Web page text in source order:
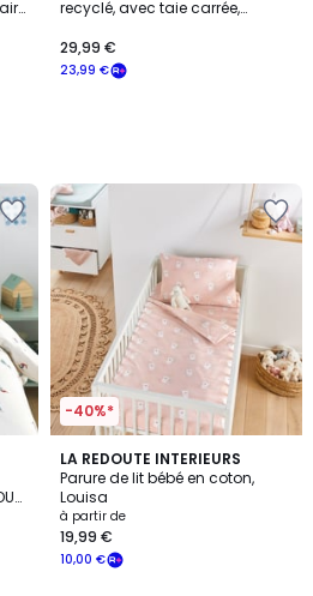
recyclé, avec taie carrée,
23,99 €
29,99 €
-40%*
LA REDOUTE INTERIEURS
Parure de lit bébé en coton,
Louisa
à partir de
10,00 €
19,99 €
4
/
5